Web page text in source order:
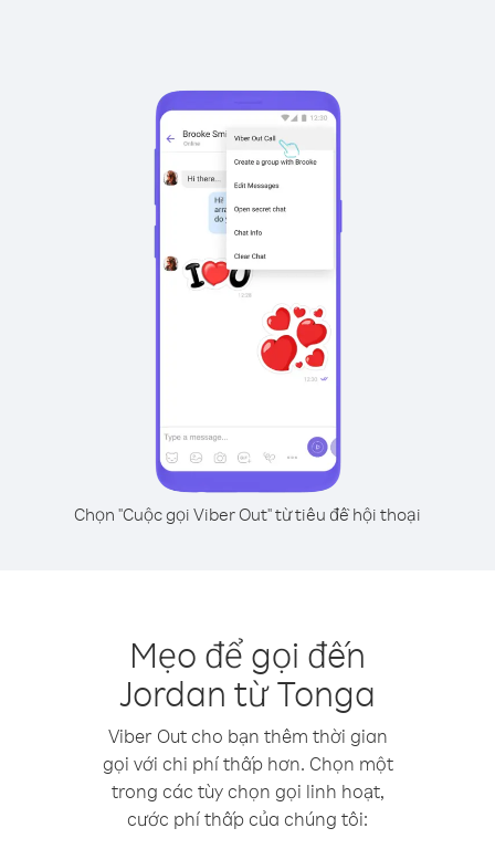
Chọn "Cuộc gọi Viber Out" từ tiêu đề hội thoại
Mẹo để gọi đến
Jordan từ Tonga
Viber Out cho bạn thêm thời gian
gọi với chi phí thấp hơn. Chọn một
trong các tùy chọn gọi linh hoạt,
cước phí thấp của chúng tôi: